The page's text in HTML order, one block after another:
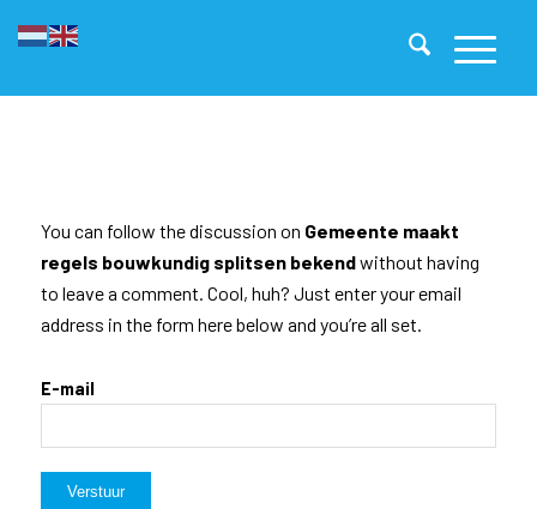
You can follow the discussion on Gemeente maakt
regels bouwkundig splitsen bekendwithout having
to leave a comment. Cool, huh? Just enter your email
address in the form here below and you’re all set.
E-mail